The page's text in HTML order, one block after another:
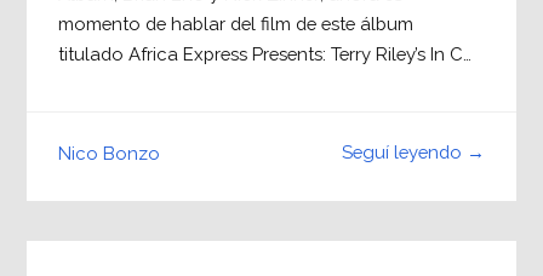
momento de hablar del film de este álbum
titulado Africa Express Presents: Terry Riley’s In C…
Seguí leyendo →
Nico Bonzo